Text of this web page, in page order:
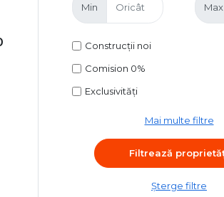
Min Max
Construcții noi
Comision 0%
Exclusivități
Mai multe filtre
Șterge filtre